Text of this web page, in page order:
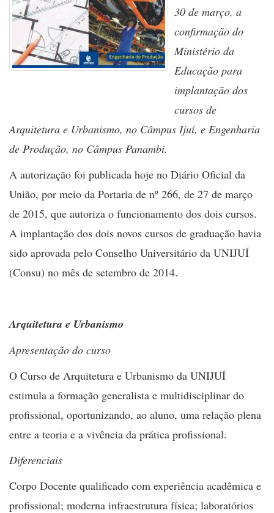
30 de março, a
confirmação do
Ministério da
Educação para
implantação dos
cursos de
Arquitetura e Urbanismo, no Câmpus Ijuí, e Engenharia
de Produção, no Câmpus Panambi.
A autorização foi publicada hoje no Diário Oficial da
União, por meio da Portaria de nº 266, de 27 de março
de 2015, que autoriza o funcionamento dos dois cursos.
A implantação dos dois novos cursos de graduação havia
sido aprovada pelo Conselho Universitário da UNIJUÍ
(Consu) no mês de setembro de 2014.
Arquitetura e Urbanismo
Apresentação do curso
O Curso de Arquitetura e Urbanismo da UNIJUÍ
estimula a formação generalista e multidisciplinar do
profissional, oportunizando, ao aluno, uma relação plena
entre a teoria e a vivência da prática profissional.
Diferenciais
Corpo Docente qualificado com experiência acadêmica e
profissional; moderna infraestrutura física; laboratórios